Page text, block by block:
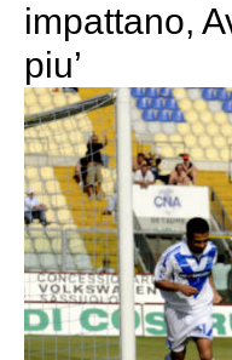
impattano,
piu’